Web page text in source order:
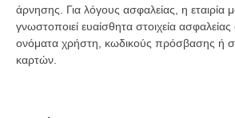
άρνησης. Για λόγους ασφαλείας, η εταιρία
γνωστοποιεί ευαίσθητα στοιχεία
ονόματα χρήστη, κωδικούς πρόσβασης ή
καρτών.